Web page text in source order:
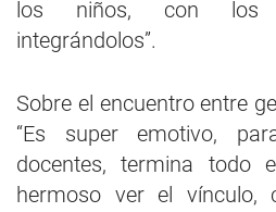
los niños, con los
integrándolos”.
Sobre el encuentro entre
“Es super emotivo,
docentes, termina todo
hermoso ver el vínculo,